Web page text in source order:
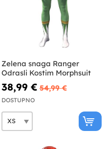
Zelena snaga Ranger
Odrasli Kostim Morphsuit
38,99 € 54,99 €
DOSTUPNO